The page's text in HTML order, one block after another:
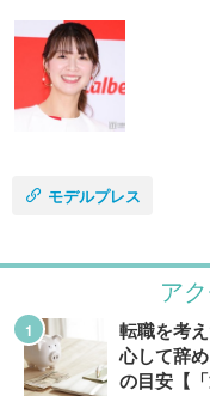
モデルプレス
ア
転職を考
心して辞
の目安【